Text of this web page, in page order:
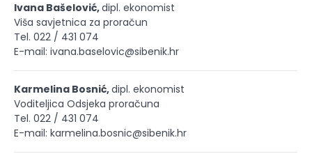
Ivana Bašelović,dipl. ekonomist
Viša savjetnica za proračun
Tel. 022 / 431 074
E-mail: ivana.baselovic@sibenik.hr
Karmelina Bosnić,dipl. ekonomist
Voditeljica Odsjeka proračuna
Tel. 022 / 431 074
E-mail: karmelina.bosnic@sibenik.hr